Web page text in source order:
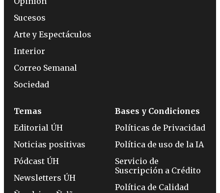
Sucesos
Arte y Espectáculos
Interior
Correo Semanal
Sociedad
Temas
Editorial ÚH
Noticias positivas
Pódcast ÚH
Newsletters ÚH
Bases y Condiciones
Políticas de Privacidad
Política de uso de la IA
Servicio de
Suscripción a Crédito
Política de Calidad